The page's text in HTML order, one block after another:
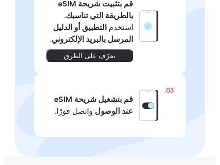
قم بتثبيت شريحة eSIM
بالطريقة التي تناسبك.
استخدمالتطبيق أو الدليل
المرسل بالبريد الإلكتروني.
تعرّف على الطرق
قم بتشغيل شريحة eSIM
عند الوصولواتصل فورًا.